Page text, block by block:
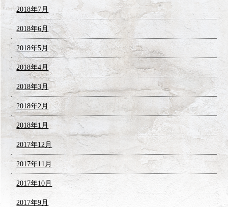
2018年7月
2018年6月
2018年5月
2018年4月
2018年3月
2018年2月
2018年1月
2017年12月
2017年11月
2017年10月
2017年9月